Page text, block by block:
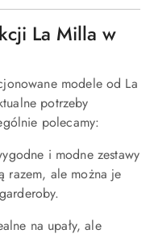
La Milla w
modele od La
potrzeby
polecamy:
i modne zestawy
razem, ale można je
na upały, ale